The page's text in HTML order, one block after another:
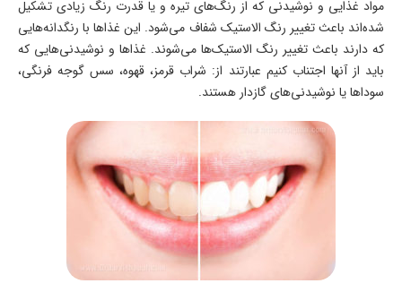
مواد غذایی و نوشیدنی که از رنگ‌های تیره و یا قدرت رنگ زیادی تشکیل
شده‌اند باعث تغییر رنگ الاستیک شفاف می‌شود. این غذاها با رنگدانه‌هایی
که دارند باعث تغییر رنگ الاستیک‌ها می‌شوند. غذاها و نوشیدنی‌هایی که
باید از آنها اجتناب کنیم عبارتند از: شراب قرمز، قهوه، سس گوجه فرنگی،
سوداها یا نوشیدنی‌های گازدار هستند.